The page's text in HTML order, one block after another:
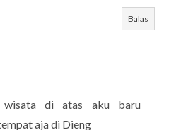
Balas
di atas aku baru
aja di Dieng